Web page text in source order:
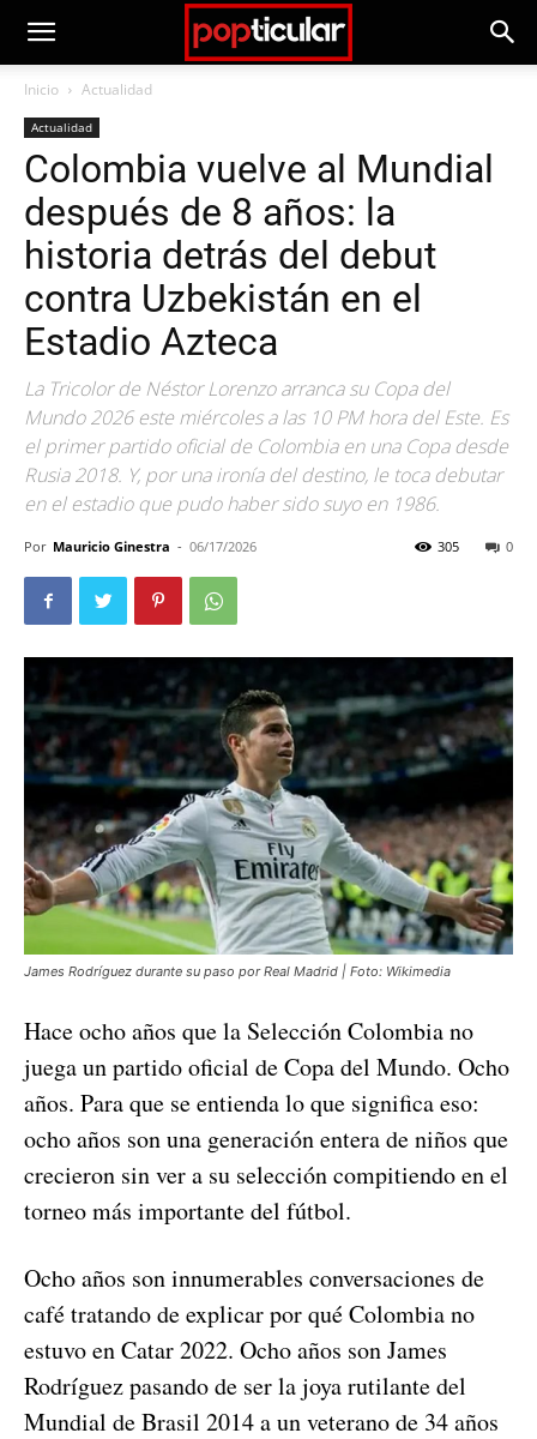
Inicio Actualidad
Actualidad
Colombia vuelve al Mundial
después de 8 años: la
historia detrás del debut
contra Uzbekistán en el
Estadio Azteca
La Tricolor de Néstor Lorenzo arranca su Copa del
Mundo 2026 este miércoles a las 10 PM hora del Este. Es
el primer partido oficial de Colombia en una Copa desde
Rusia 2018. Y, por una ironía del destino, le toca debutar
en el estadio que pudo haber sido suyo en 1986.
Por Mauricio Ginestra - 06/17/2026 0
305
James Rodríguez durante su paso por Real Madrid | Foto: Wikimedia
Hace ocho años que la Selección Colombia no
juega un partido oficial de Copa del Mundo. Ocho
años. Para que se entienda lo que significa eso:
ocho años son una generación entera de niños que
crecieron sin ver a su selección compitiendo en el
torneo más importante del fútbol.
Ocho años son innumerables conversaciones de
café tratando de explicar por qué Colombia no
estuvo en Catar 2022. Ocho años son James
Rodríguez pasando de ser la joya rutilante del
Mundial de Brasil 2014 a un veterano de 34 años